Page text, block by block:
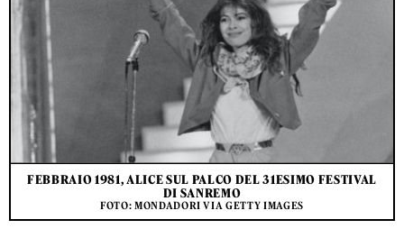
FEBBRAIO 1981, ALICE SUL PALCO DEL 31ESIMO FESTIVAL
DI SANREMO
FOTO: MONDADORI VIA GETTY IMAGES